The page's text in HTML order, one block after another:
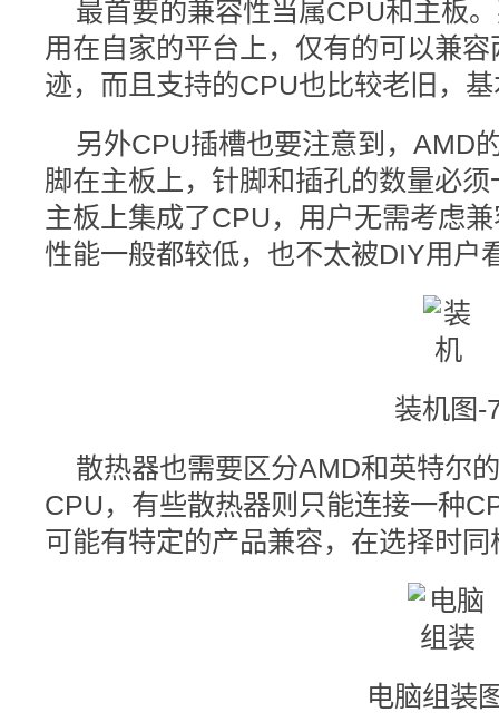
最首要的兼容性当属CPU和主板
用在自家的平台上，仅有的可以兼
迹，而且支持的CPU也比较老旧，
另外CPU插槽也要注意到，AMD
脚在主板上，针脚和插孔的数量必
主板上集成了CPU，用户无需考虑
性能一般都较低，也不太被DIY用户
装机图-
散热器也需要区分AMD和英特尔
CPU，有些散热器则只能连接一种
可能有特定的产品兼容，在选择时
电脑组装